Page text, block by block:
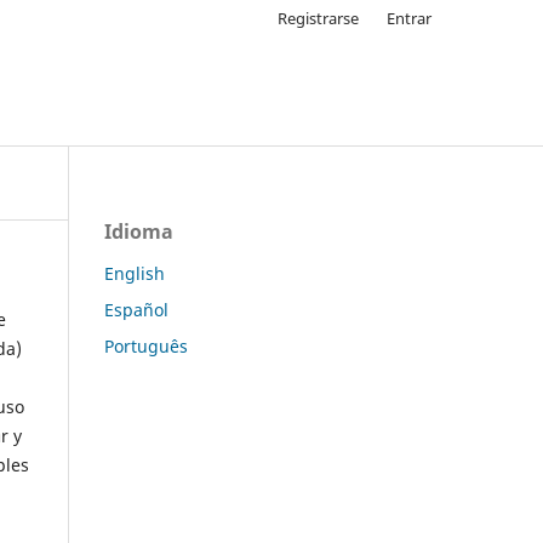
Registrarse Entrar
y
Idioma
English
Español
Português